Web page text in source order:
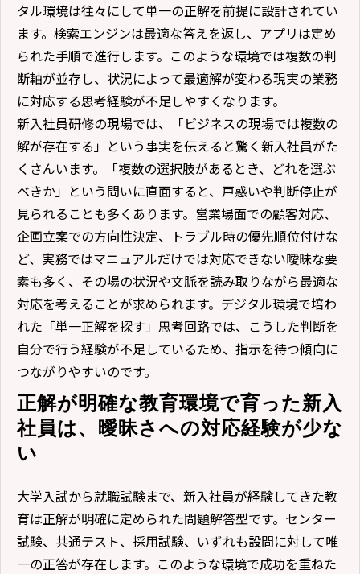
タル環境は往々にして単一の正解を前提に設計されてい
ます。検索エンジンは最適な答えを返し、アプリは定め
られた手順で進行します。このような環境では複数の判
断軸が並存し、状況によって最適解が変わる現実の業務
に対応する思考経験が不足しやすくなります。
新入社員研修の現場では、「ビジネスの現場では複数の
解が存在する」という事実を伝えると驚く新入社員がた
くさんいます。「複数の選択肢があるとき、どれを選ぶ
べきか」という問いに直面すると、戸惑いや判断停止が
見られることも多くあります。営業場面での顧客対応、
企画立案での方向性決定、トラブル時の優先順位付けな
ど、実務ではマニュアルだけでは対応できない曖昧な要
素も多く、その場の状況や文脈を読み取りながら最適な
対応を考えることが求められます。デジタル環境で培わ
れた「単一正解を探す」思考回路では、こうした判断を
自分で行う経験が不足しているため、指示を待つ傾向に
つながりやすいのです。
正解が明確な教育環境で育った新入
社員は、曖昧さへの対応経験が少な
い
大学入試から就職試験まで、新入社員が経験してきた教
育は正解が明確に定められた問題解答型です。センター
試験、共通テスト、採用試験、いずれも設問に対して唯
一の正答が存在します。このような環境で成功を重ねた